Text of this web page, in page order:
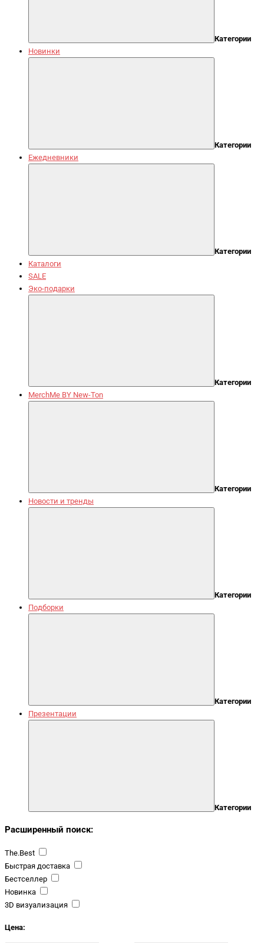
Категории
Новинки
Категории
Ежедневники
Категории
Каталоги
SALE
Эко-подарки
Категории
MerchMe BY New-Ton
Категории
Новости и тренды
Категории
Подборки
Категории
Презентации
Категории
Расширенный поиск:
The.Best
Быстрая доставка
Бестселлер
Новинка
3D визуализация
Цена: